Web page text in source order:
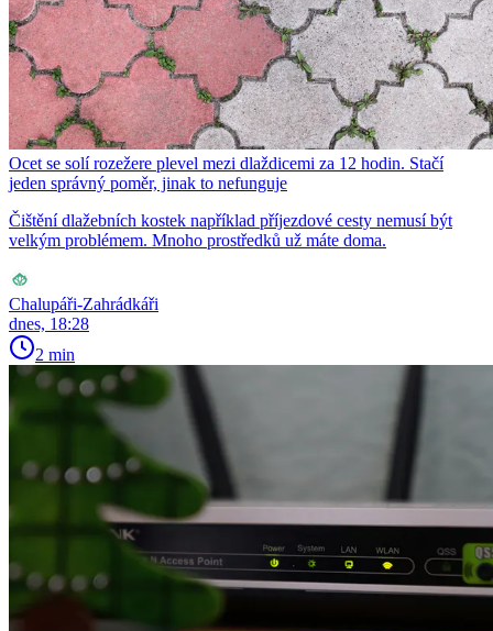
Ocet se solí rozežere plevel mezi dlaždicemi za 12 hodin. Stačí
jeden správný poměr, jinak to nefunguje
Čištění dlažebních kostek například příjezdové cesty nemusí být
velkým problémem. Mnoho prostředků už máte doma.
Chalupáři-Zahrádkáři
dnes, 18:28
2 min